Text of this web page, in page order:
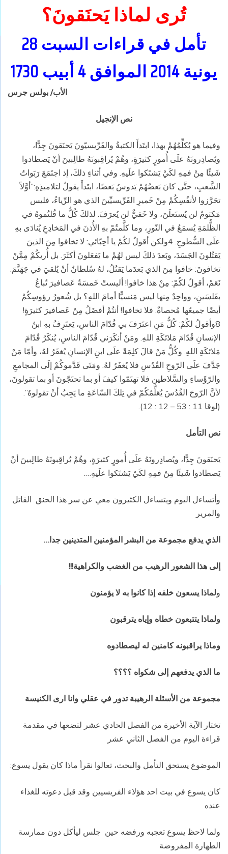
تُرى لماذا يَحنَقونَ؟
تأمل في قراءات السبت 28
يونية 2014 الموافق 4 أبيب 1730
الأب/ بولس جرس
نص الإنجيل
وفيما هو يُكلِّمُهُمْ بهذا، ابتَدأَ الكتبةُ والفَرِّيسيّونَ يَحنَقونَ جِدًّا،
ويُصادِرونَهُ علَى أُمورٍ كثيرَةٍ، وهُمْ يُراقِبونَهُ طالِبينَ أنْ يَصطادوا
شَيئًا مِنْ فمِهِ لكَيْ يَشتَكوا علَيهِ. وفي أثناءِ ذلكَ، إذ اجتَمَعَ رَبَواتُ
الشَّعبِ، حتَّى كانَ بَعضُهُمْ يَدوسُ بَعضًا، ابتَدأَ يقولُ لتلاميذِهِ:”أوَّلاً
تحَرَّزوا لأنفُسِكُمْ مِنْ خَميرِ الفَرِّيسيِّينَ الذي هو الرِّياءُ، فليس
مَكتومٌ لن يُستَعلَنَ، ولا خَفيٌّ لن يُعرَفَ. لذلكَ كُلُّ ما قُلتُموهُ في
الظُّلمَةِ يُسمَعُ في النّورِ، وما كلَّمتُمْ بهِ الأُذنَ في المَخادِعِ يُنادَى بهِ
علَى السُّطوحِ. 4ولكن أقولُ لكُمْ يا أحِبّائي: لا تخافوا مِنَ الذينَ
يَقتُلونَ الجَسَدَ، وبَعدَ ذلكَ ليس لهُمْ ما يَفعَلونَ أكثَرَ. بل أُريكُمْ مِمَّنْ
تخافونَ: خافوا مِنَ الذي بَعدَما يَقتُلُ، لهُ سُلطانٌ أنْ يُلقيَ في جَهَنَّمَ.
نَعَمْ، أقولُ لكُمْ: مِنْ هذا خافوا! أليستْ خَمسَةُ عَصافيرَ تُباعُ
بفَلسَينِ، وواحِدٌ مِنها ليس مَنسيًّا أمامَ اللهِ؟ بل شُعورُ رؤوسِكُمْ
أيضًا جميعُها مُحصاةٌ. فلا تخافوا! أنتُمْ أفضَلُ مِنْ عَصافيرَ كثيرَةٍ!
8وأقولُ لكُمْ: كُلُّ مَنِ اعتَرَفَ بي قُدّامَ الناسِ، يَعتَرِفُ بهِ ابنُ
الإنسانِ قُدّامَ مَلائكَةِ اللهِ. ومَنْ أنكَرَني قُدّامَ الناسِ، يُنكَرُ قُدّامَ
مَلائكَةِ اللهِ. وكُلُّ مَنْ قالَ كلِمَةً علَى ابنِ الإنسانِ يُغفَرُ لهُ، وأمّا مَنْ
جَدَّفَ علَى الرّوحِ القُدُسِ فلا يُغفَرُ لهُ. ومَتَى قَدَّموكُمْ إلَى المجامعِ
والرّؤَساءِ والسَّلاطينِ فلا تهتَمّوا كيفَ أو بما تحتَجّونَ أو بما تقولونَ،
لأنَّ الرّوحَ القُدُسَ يُعَلِّمُكُمْ في تِلكَ السّاعَةِ ما يَجِبُ أنْ تقولوهُ”.
(لوقا 11 : 53 – 12 : 12).
نص التأمل
يَحنَقونَ جِدًّا، ويُصادِرونَهُ علَى أُمورٍ كثيرَةٍ، وهُمْ يُراقِبونَهُ طالِبينَ أنْ
يَصطادوا شَيئًا مِنْ فمِهِ لكَيْ يَشتَكوا علَيهِ….
وأتساءل اليوم ويتساءل الكثيرون معي عن سر هذا الحنق القاتل
والمرير
الذي يدفع مجموعة من البشر المؤمنين المتدينين جدا…
إلى هذا الشعور الرهيب من الغضب والكراهية!!!
ولماذا يسعون خلفه إذا كانوا به لا يؤمنون
ولماذا يتتبعون خطاه وإياه يترقبون
وماذا يراقبونه كامنين له ليصطادوه
ما الذي يدفعهم إلى شكواه ؟؟؟؟
مجموعة من الأسئلة الرهيبة تدور في عقلي وانا ارى الكنيسة
تختار الآية الأخيرة من الفصل الحادي عشر لتضعها في مقدمة
قراءة اليوم من الفصل الثاني عشر
الموضوع يستحق التأمل والبحث، تعالوا نقرأ ماذا كان يقول يسوع:
كان يسوع في بيت احد هؤلاء الفريسيين وقد قبل دعوته للغذاء
عنده
ولما لاحظ يسوع تعجبه ورفضه حين جلس ليأكل دون ممارسة
الطهارة المفروضة